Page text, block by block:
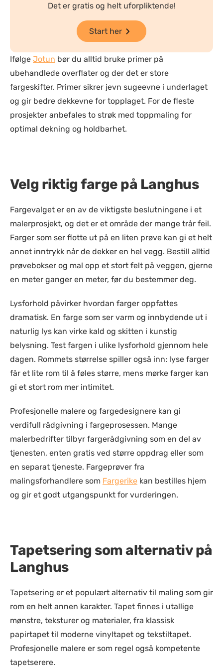
Det er gratis og helt uforpliktende!
Start her
Ifølge Jotun bør du alltid bruke primer på
ubehandlede overflater og der det er store
fargeskifter. Primer sikrer jevn sugeevne i underlaget
og gir bedre dekkevne for topplaget. For de fleste
prosjekter anbefales to strøk med toppmaling for
optimal dekning og holdbarhet.
Velg riktig farge på Langhus
Fargevalget er en av de viktigste beslutningene i et
malerprosjekt, og det er et område der mange trår feil.
Farger som ser flotte ut på en liten prøve kan gi et helt
annet inntrykk når de dekker en hel vegg. Bestill alltid
prøvebokser og mal opp et stort felt på veggen, gjerne
en meter ganger en meter, før du bestemmer deg.
Lysforhold påvirker hvordan farger oppfattes
dramatisk. En farge som ser varm og innbydende ut i
naturlig lys kan virke kald og skitten i kunstig
belysning. Test fargen i ulike lysforhold gjennom hele
dagen. Rommets størrelse spiller også inn: lyse farger
får et lite rom til å føles større, mens mørke farger kan
gi et stort rom mer intimitet.
Profesjonelle malere og fargedesignere kan gi
verdifull rådgivning i fargeprosessen. Mange
malerbedrifter tilbyr fargerådgivning som en del av
tjenesten, enten gratis ved større oppdrag eller som
en separat tjeneste. Fargeprøver fra
malingsforhandlere som Fargerike kan bestilles hjem
og gir et godt utgangspunkt for vurderingen.
Tapetsering som alternativ på
Langhus
Tapetsering er et populært alternativ til maling som gir
rom en helt annen karakter. Tapet finnes i utallige
mønstre, teksturer og materialer, fra klassisk
papirtapet til moderne vinyltapet og tekstiltapet.
Profesjonelle malere er som regel også kompetente
tapetserere.